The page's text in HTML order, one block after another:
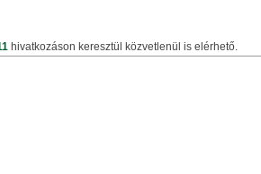
hivatkozáson keresztül közvetlenül is elérhető.